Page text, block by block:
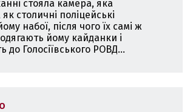
стояла камера, яка
столичні поліцейські
набої, після чого їх самі ж
йому кайданки і
до Голосіївського РОВД...